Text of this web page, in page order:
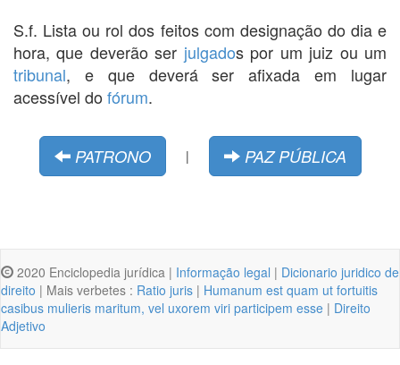
S.f. Lista ou rol dos feitos com designação do dia e
hora, que deverão ser julgados por um juiz ou um
tribunal, e que deverá ser afixada em lugar
acessível do fórum.
PATRONO | PAZ PÚBLICA
2020 Enciclopedia jurídica | Informação legal | Dicionario juridico de
direito | Mais verbetes : Ratio juris | Humanum est quam ut fortuitis
casibus mulieris maritum, vel uxorem viri participem esse | Direito
Adjetivo